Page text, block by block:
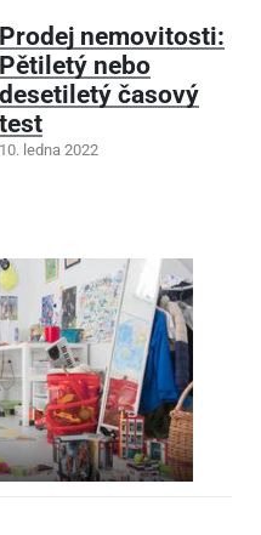
Prodej nemovitosti:
Pětiletý nebo
desetiletý časový
test
10. ledna 2022